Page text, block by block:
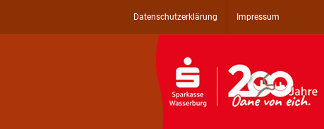
Datenschutzerklärung Impressum